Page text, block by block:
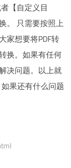
【自定义目
。 只需要按照上
家想要将PDF转
换。如果有任何
决问题。以上就
果还有什么问题